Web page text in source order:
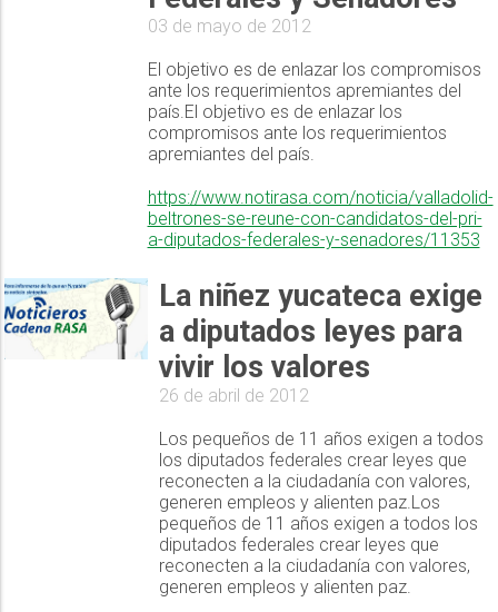
03 de mayo de 2012
El objetivo es de enlazar los compromisos
ante los requerimientos apremiantes del
país.El objetivo es de enlazar los
compromisos ante los requerimientos
apremiantes del país.
https://www.notirasa.com/noticia/valladolid-
beltrones-se-reune-con-candidatos-del-pri-
a-diputados-federales-y-senadores/11353
La niñez yucateca exige
a diputados leyes para
vivir los valores
26 de abril de 2012
Los pequeños de 11 años exigen a todos
los diputados federales crear leyes que
reconecten a la ciudadanía con valores,
generen empleos y alienten paz.Los
pequeños de 11 años exigen a todos los
diputados federales crear leyes que
reconecten a la ciudadanía con valores,
generen empleos y alienten paz.